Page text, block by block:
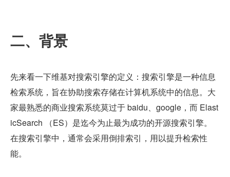
二、背景
先来看一下维基对搜索引擎的定义：搜索引擎是一种信息
检索系统，旨在协助搜索存储在计算机系统中的信息。大
家最熟悉的商业搜索系统莫过于 baidu、google，而 Elast
icSearch （ES）是迄今为止最为成功的开源搜索引擎。
在搜索引擎中，通常会采用倒排索引，用以提升检索性
能。